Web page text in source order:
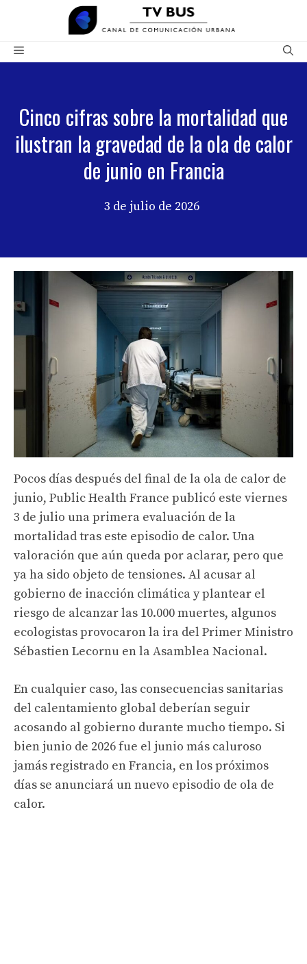
contenido
Menú
Cinco cifras sobre la mortalidad que
ilustran la gravedad de la ola de calor
de junio en Francia
3 de julio de 2026
Pocos días después del final de la ola de calor de
junio, Public Health France publicó este viernes
3 de julio una primera evaluación de la
mortalidad tras este episodio de calor. Una
valoración que aún queda por aclarar, pero que
ya ha sido objeto de tensiones. Al acusar al
gobierno de inacción climática y plantear el
riesgo de alcanzar las 10.000 muertes, algunos
ecologistas provocaron la ira del Primer Ministro
Sébastien Lecornu en la Asamblea Nacional.
En cualquier caso, las consecuencias sanitarias
del calentamiento global deberían seguir
acosando al gobierno durante mucho tiempo. Si
bien junio de 2026 fue el junio más caluroso
jamás registrado en Francia, en los próximos
días se anunciará un nuevo episodio de ola de
calor.